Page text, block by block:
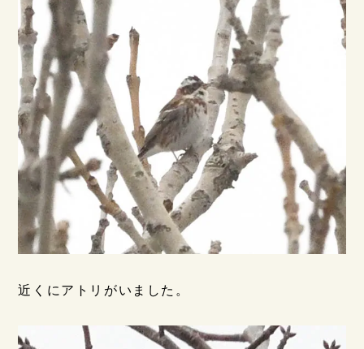
近くにアトリがいました。